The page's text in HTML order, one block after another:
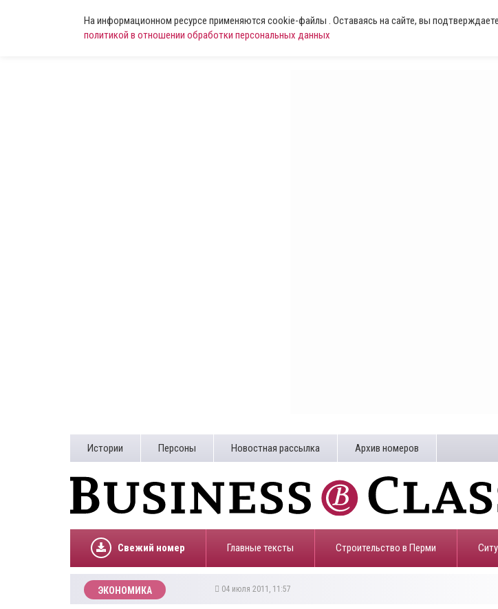
На информационном ресурсе применяются cookie-файлы . Оставаясь на сайте, вы
политикой в отношении обработки персональных данных
Истории Персоны Новостная рассылка Архив номеров
Свежий номер Главные тексты Строительство в Перми
ЭКОНОМИКА 04 июля 2011, 11:57